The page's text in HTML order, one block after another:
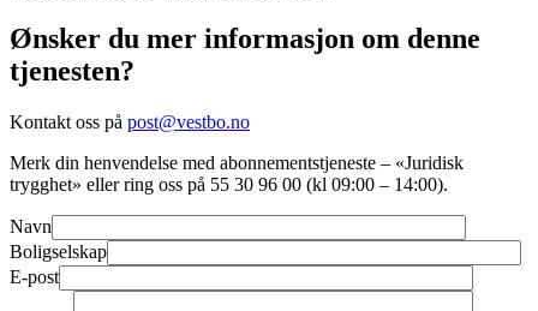
Ønsker du mer informasjon om denne
tjenesten?
Kontakt oss på post@vestbo.no
Merk din henvendelse med abonnementstjeneste – «Juridisk
trygghet» eller ring oss på 55 30 96 00 (kl 09:00 – 14:00).
Navn
Boligselskap
E-post